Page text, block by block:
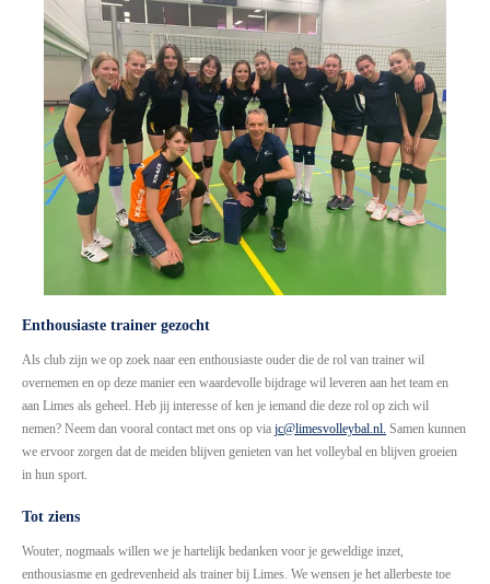
Enthousiaste trainer gezocht
Als club zijn we op zoek naar een enthousiaste ouder die de rol van trainer wil
overnemen en op deze manier een waardevolle bijdrage wil leveren aan het team en
aan Limes als geheel. Heb jij interesse of ken je iemand die deze rol op zich wil
nemen? Neem dan vooral contact met ons op via jc@limesvolleybal.nl. Samen kunnen
we ervoor zorgen dat de meiden blijven genieten van het volleybal en blijven groeien
in hun sport.
Tot ziens
Wouter, nogmaals willen we je hartelijk bedanken voor je geweldige inzet,
enthousiasme en gedrevenheid als trainer bij Limes. We wensen je het allerbeste toe